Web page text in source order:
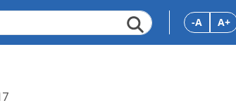
-A A+